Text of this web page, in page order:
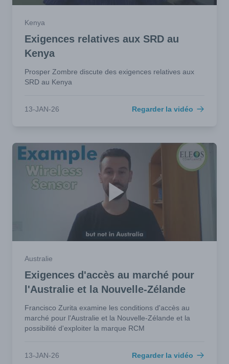
Kenya
Exigences relatives aux SRD au
Kenya
Prosper Zombre discute des exigences relatives aux
SRD au Kenya
13-JAN-26 Regarder la vidéo
Australie
Exigences d'accès au marché pour
l'Australie et la Nouvelle-Zélande
Francisco Zurita examine les conditions d'accès au
marché pour l'Australie et la Nouvelle-Zélande et la
possibilité d'exploiter la marque RCM
13-JAN-26 Regarder la vidéo